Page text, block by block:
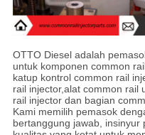
OTTO Diesel adalah
untuk komponen common
katup kontrol common rail
rail injector,alat common rail
rail injector dan bagian
Kami memilih pemasok
bertanggung jawab,